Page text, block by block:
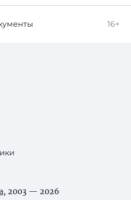
16+
, 2003 — 2026